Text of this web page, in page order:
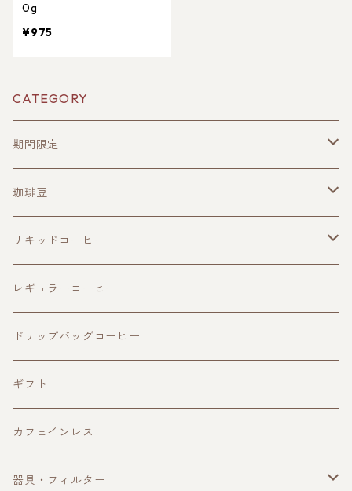
0g
¥975
CATEGORY
期間限定
珈琲豆
その他
珈琲豆
ブレンド
ビター
フルーティ
シングルオリジン
ビター
フルーティ
浅煎り
中煎り
中深煎り
深煎り
リキッドコーヒー
アイスコーヒー
カフェオレベース
レギュラーコーヒー
ドリップバッグコーヒー
ギフト
カフェインレス
器具・フィルター